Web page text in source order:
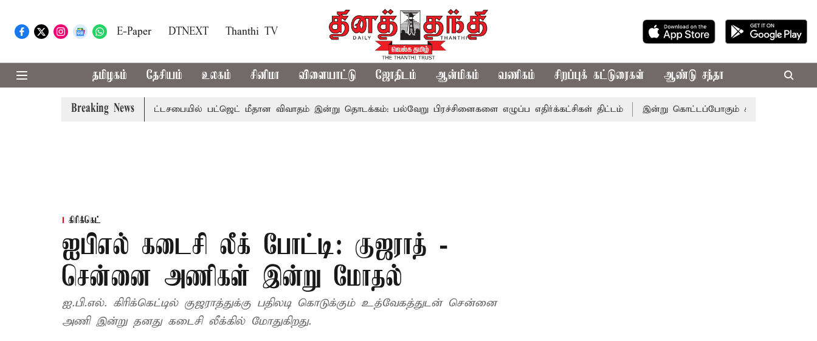
E-Paper DTNEXT Thanthi TV
தமிழகம் தேசியம் உலகம் சினிமா விளையாட்டு ஜோதிடம் ஆன்மிகம் வணிகம் சிறப்புக் கட்டுரைகள் ஆண்டு சந்தா
Breaking News
தடுமாற்றமா? சட்டசபையில் பட்ஜெட் மீதான விவாதம் இன்று தொடக்கம்: பல்வேறு பிரச்சினைகளை எழுப்ப எதிர்க்கட்சிகள் திட்டம் இன்று கொட்டப்போகும் கனமழை.. எந்தெந்த
கிரிக்கெட்
ஐபிஎல் கடைசி லீக் போட்டி: குஜராத் -
சென்னை அணிகள் இன்று மோதல்
ஐ.பி.எல். கிரிக்கெட்டில் குஜராத்துக்கு பதிலடி கொடுக்கும் உத்வேகத்துடன் சென்னை
அணி இன்று தனது கடைசி லீக்கில் மோதுகிறது.